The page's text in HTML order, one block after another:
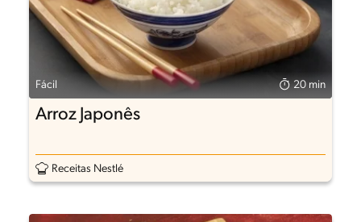
Fácil 20 min
Arroz Japonês
Receitas Nestlé